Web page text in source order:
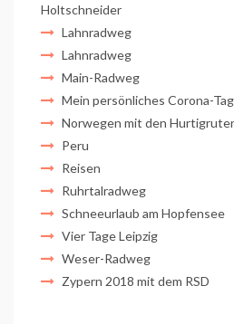
Holtschneider
Lahnradweg
Lahnradweg
Main-Radweg
Mein persönliches Corona-
Norwegen mit den
Peru
Reisen
Ruhrtalradweg
Schneeurlaub am Hopfensee
Vier Tage Leipzig
Weser-Radweg
Zypern 2018 mit dem RSD